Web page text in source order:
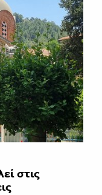
στις